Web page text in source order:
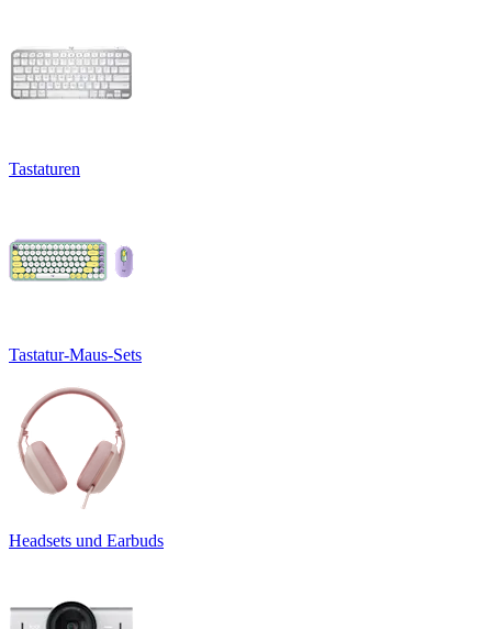
Tastaturen
Tastatur-Maus-Sets
Headsets und Earbuds